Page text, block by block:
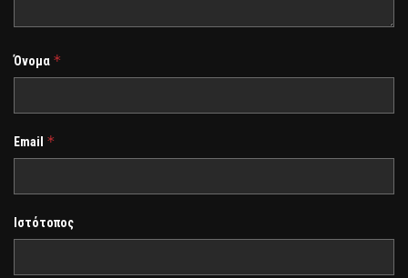
Όνομα *
Email *
Ιστότοπος